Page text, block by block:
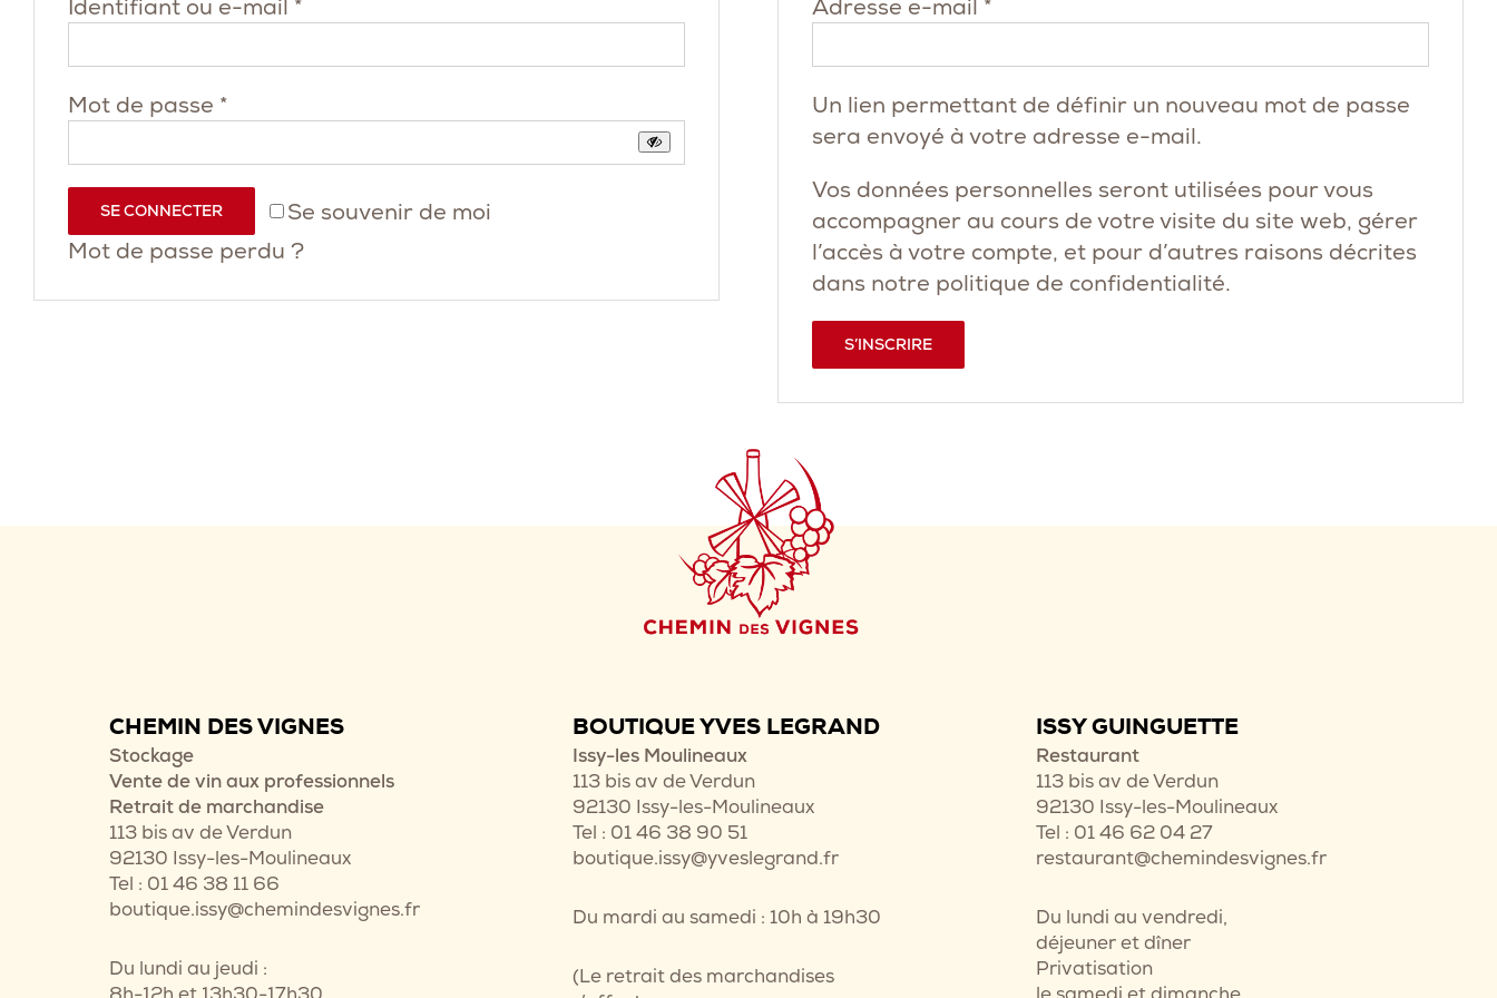
Identifiant ou e-mail *
Mot de passe *
Se souvenir de moi
SE CONNECTER
Mot de passe perdu ?
Adresse e-mail *
Un lien permettant de définir un nouveau mot de passe
sera envoyé à votre adresse e-mail.
Vos données personnelles seront utilisées pour vous
accompagner au cours de votre visite du site web, gérer
l’accès à votre compte, et pour d’autres raisons décrites
dans notre politique de confidentialité.
S’INSCRIRE
CHEMIN DES VIGNES
Stockage
Vente de vin aux professionnels
Retrait de marchandise
113 bis av de Verdun
92130 Issy-les-Moulineaux
Tel : 01 46 38 11 66
boutique.issy@chemindesvignes.fr
Du lundi au jeudi :
BOUTIQUE YVES LEGRAND
Issy-les Moulineaux
113 bis av de Verdun
92130 Issy-les-Moulineaux
Tel : 01 46 38 90 51
boutique.issy@yveslegrand.fr
Du mardi au samedi : 10h à 19h30
(Le retrait des marchandises
ISSY GUINGUETTE
Restaurant
113 bis av de Verdun
92130 Issy-les-Moulineaux
Tel : 01 46 62 04 27
restaurant@chemindesvignes.fr
Du lundi au vendredi,
déjeuner et dîner
Privatisation